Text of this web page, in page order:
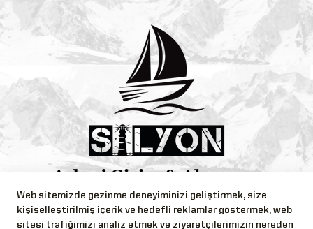
Web sitemizde gezinme deneyiminizi geliştirmek, size
kişiselleştirilmiş içerik ve hedefli reklamlar göstermek, web
sitesi trafiğimizi analiz etmek ve ziyaretçilerimizin nereden
Bizi Takip Edin!